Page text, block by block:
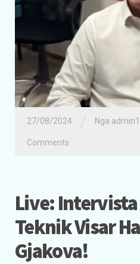
27/08/2024 Nga admin1
Comments
Live:
Teknik Visar
Gjakova!